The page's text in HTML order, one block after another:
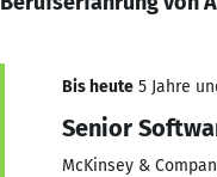
Bis heute 5 Jahre
Senior
McKinsey &